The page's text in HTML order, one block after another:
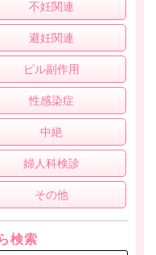
不妊関連
避妊関連
ピル副作用
性感染症
中絶
婦人科検診
その他
検索